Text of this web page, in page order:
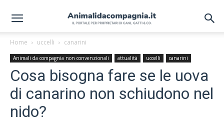
Home uccelli canarini
Animali da compagnia non convenzionali attualità uccelli canarini
Cosa bisogna fare se le uova
di canarino non schiudono nel
nido?